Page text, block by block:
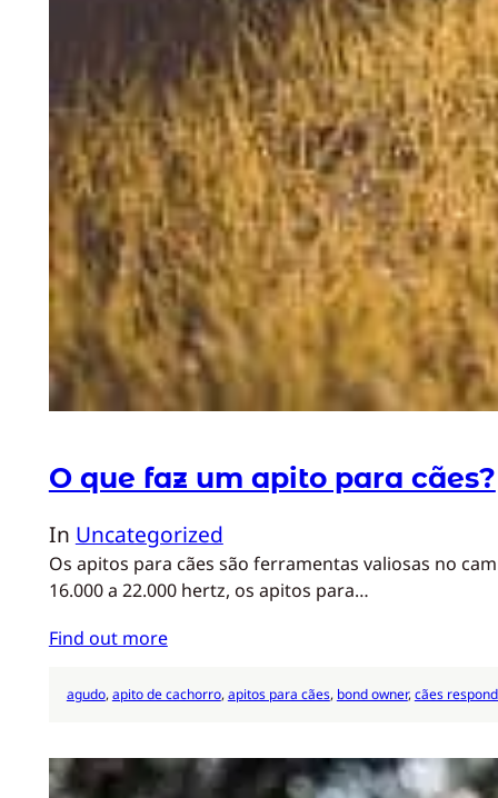
O que faz um apito para cães?
In Uncategorized
Os apitos para cães são ferramentas valiosas no
16.000 a 22.000 hertz, os apitos para…
Find out more
agudo, apito de cachorro, apitos para cães, bond owner, cães